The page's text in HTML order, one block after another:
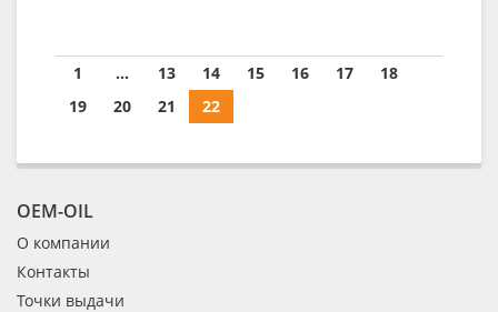
1 ... 13 14 15 16 17
18
19
20 21 22
OEM-OIL
О компании
Контакты
Точки выдачи